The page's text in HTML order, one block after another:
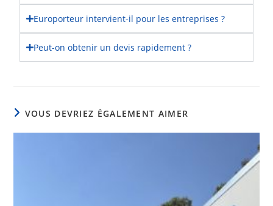
Europorteur intervient-il pour les entreprises ?
Peut-on obtenir un devis rapidement ?
VOUS DEVRIEZ ÉGALEMENT AIMER